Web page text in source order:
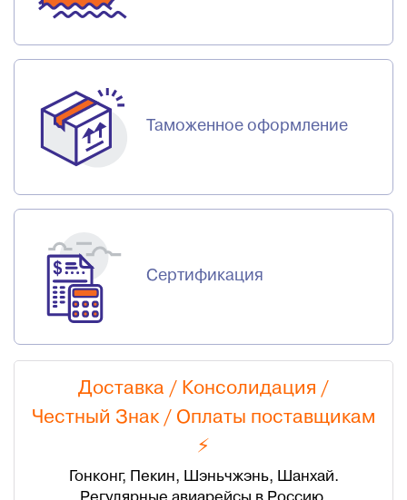
Таможенное оформление
Сертификация
Доставка / Консолидация /
Честный Знак / Оплаты поставщикам
⚡
Гонконг, Пекин, Шэньчжэнь, Шанхай.
Регулярные авиарейсы в Россию.